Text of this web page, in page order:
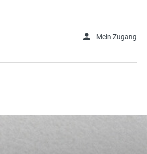
Mein Zugang